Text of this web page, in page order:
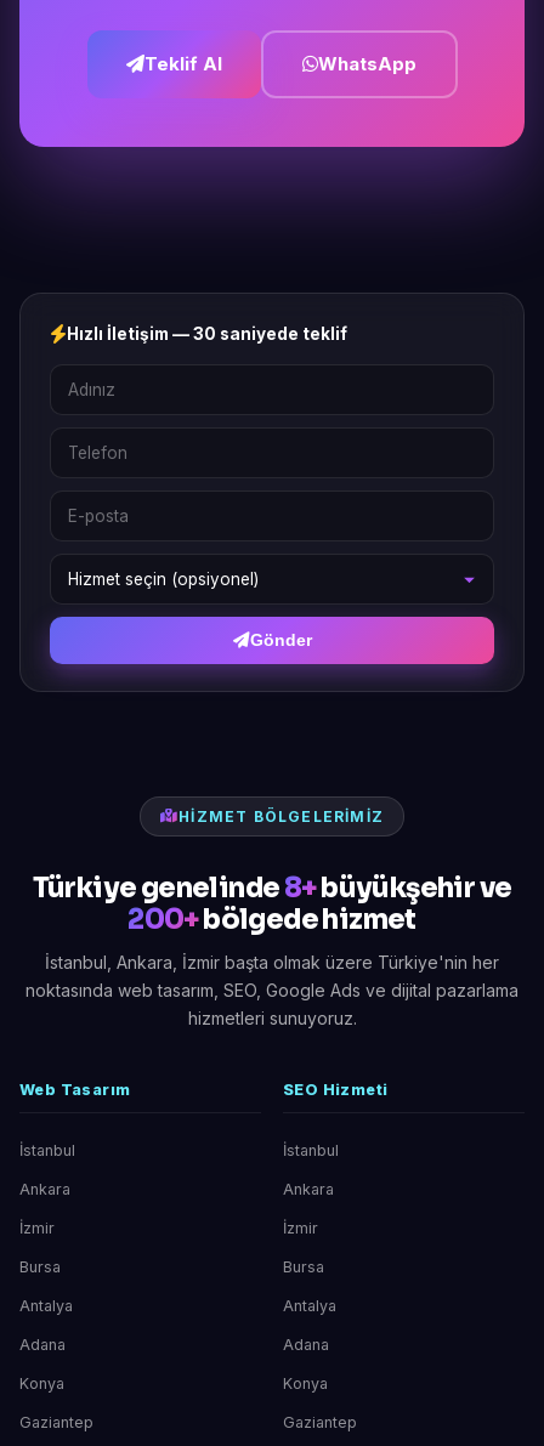
Teklif Al WhatsApp
Hızlı İletişim — 30 saniyede teklif
Gönder
HIZMET BÖLGELERIMIZ
Türkiye genelinde8+büyükşehir ve
200+bölgede hizmet
İstanbul, Ankara, İzmir başta olmak üzere Türkiye'nin her
noktasında web tasarım, SEO, Google Ads ve dijital pazarlama
hizmetleri sunuyoruz.
Web Tasarım
İstanbul
Ankara
İzmir
Bursa
Antalya
Adana
Konya
Gaziantep
SEO Hizmeti
İstanbul
Ankara
İzmir
Bursa
Antalya
Adana
Konya
Gaziantep